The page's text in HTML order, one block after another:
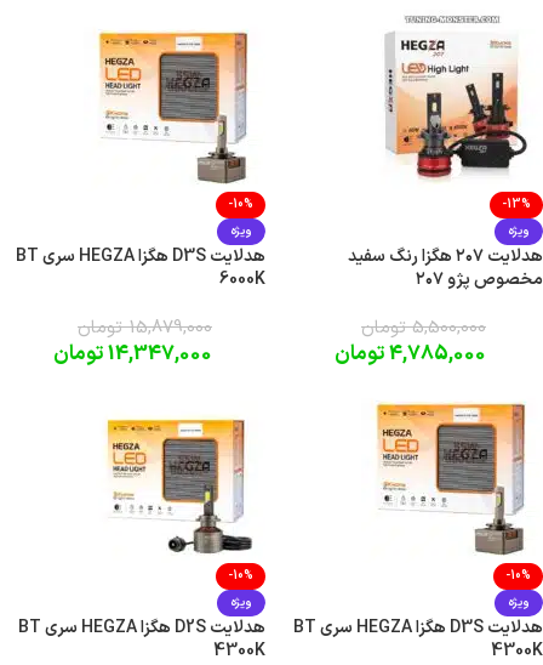
-13%
ویژه
هدلایت ۲۰۷ هگزا رنگ سفید
مخصوص پژو ۲۰۷
5,500,000 تومان
4,785,000تومان
-10%
ویژه
هدلایت D3S هگزا HEGZA سری BT
6000K
15,879,000 تومان
14,347,000تومان
-10%
ویژه
هدلایت D3S هگزا HEGZA سری BT
4300K
-10%
ویژه
هدلایت D2S هگزا HEGZA سری BT
4300K